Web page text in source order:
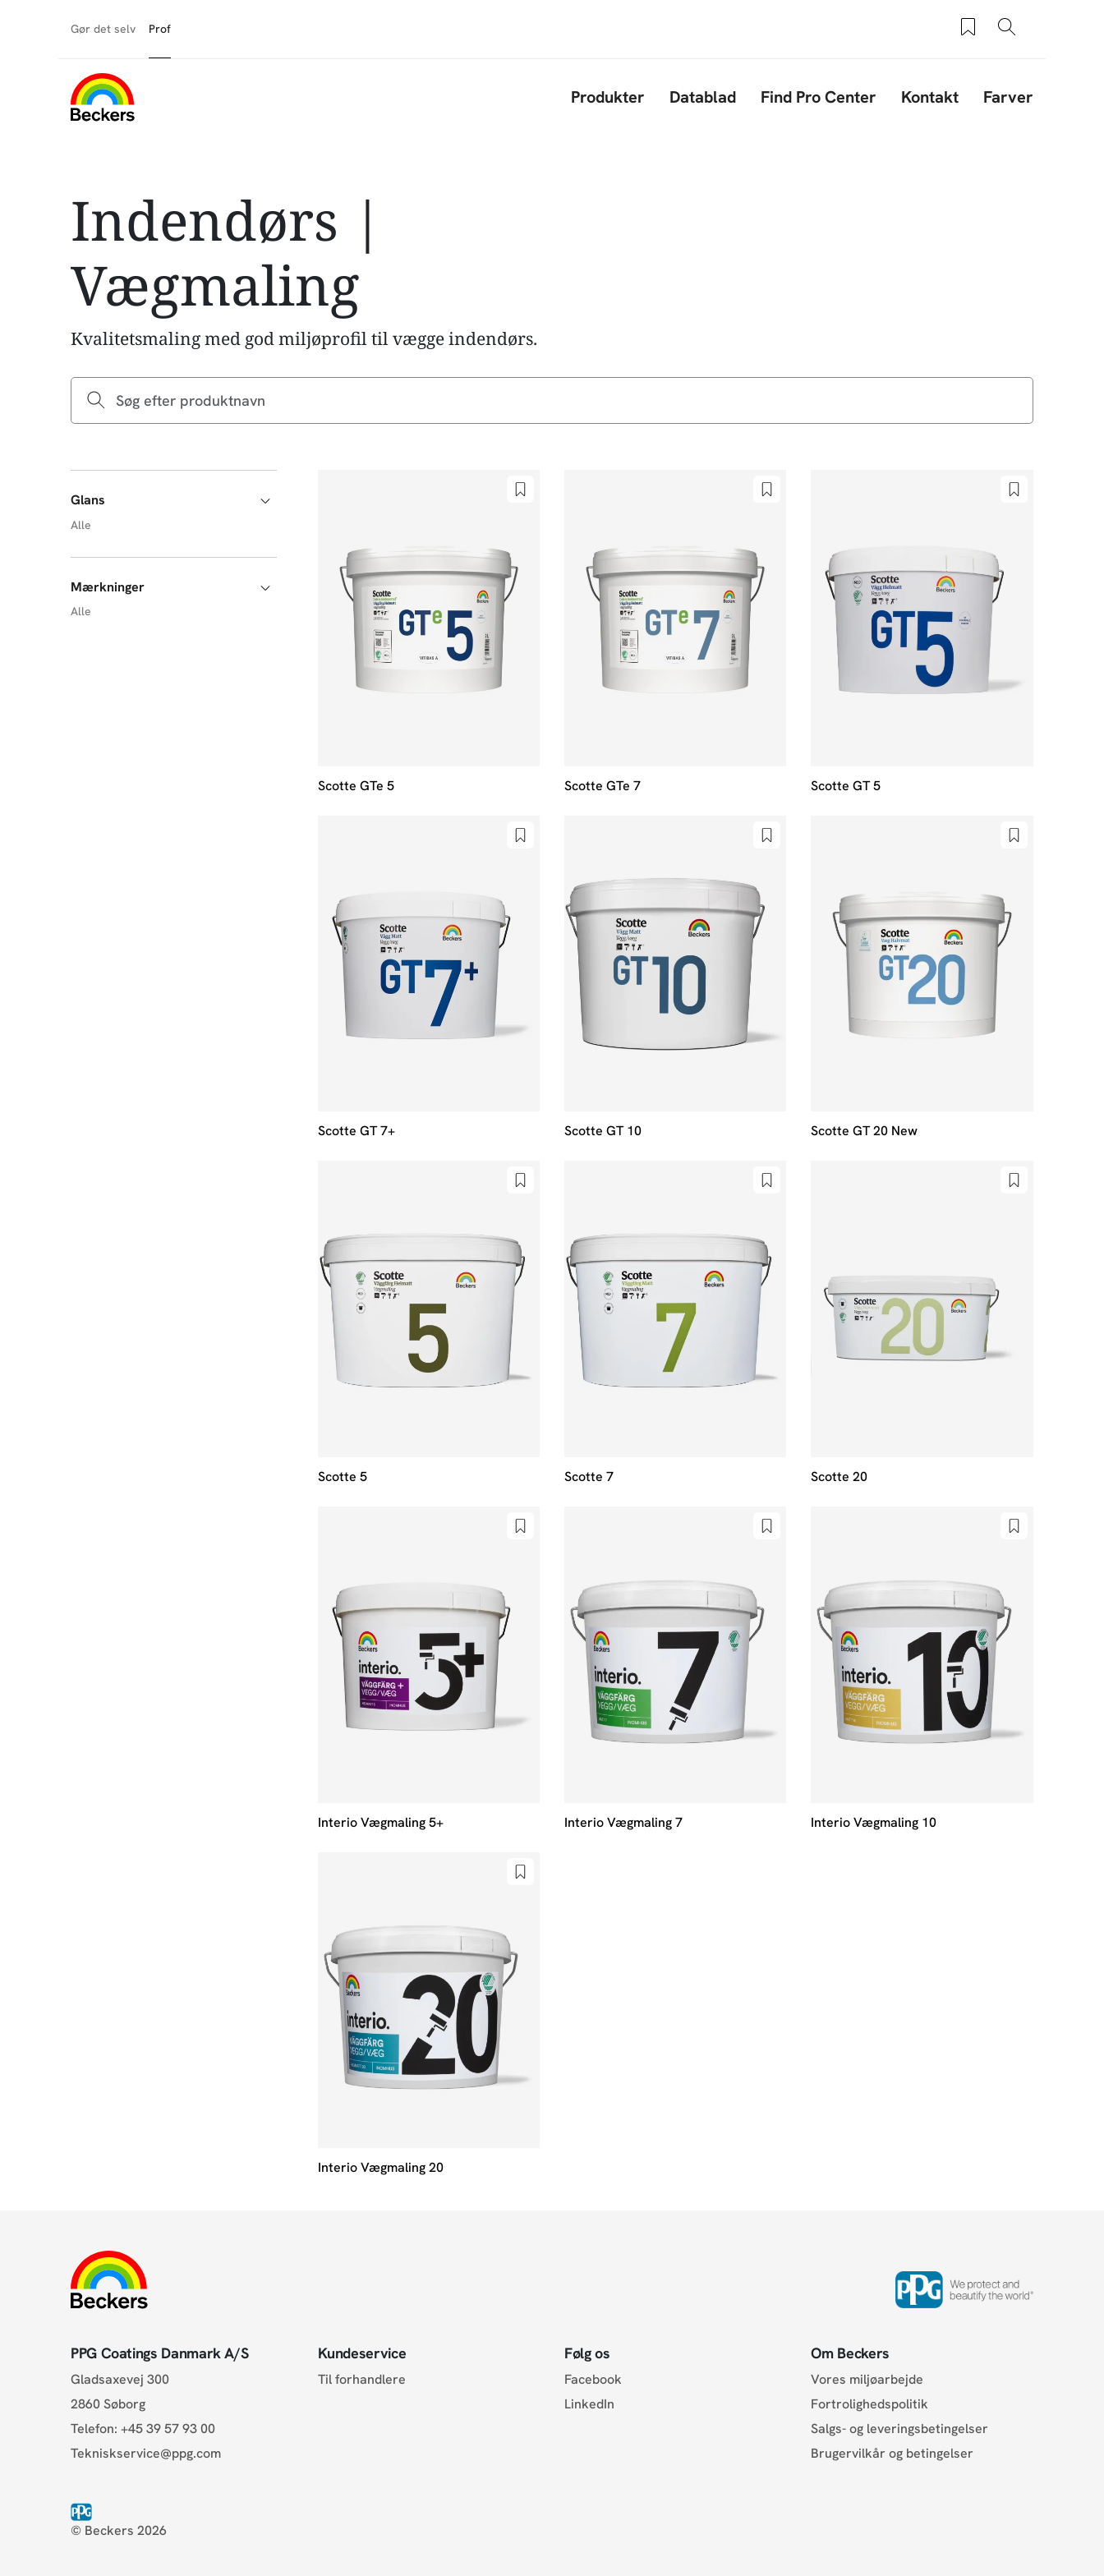
Gør det selv Prof Saved products
Søg
Produkter Datablad Find Pro Center Kontakt Farver
Indendørs |
Vægmaling
Kvalitetsmaling med god miljøprofil til vægge indendørs.
Glans
Alle
Mærkninger
Alle
Scotte GTe 5 Scotte GTe 7 Scotte GT 5
Scotte GT 7+ Scotte GT 10 Scotte GT 20 New
Scotte 5 Scotte 7 Scotte 20
Interio Vægmaling 5+ Interio Vægmaling 7 Interio Vægmaling 10
Interio Vægmaling 20
PPG Coatings Danmark A/S
Gladsaxevej 300
2860 Søborg
Telefon:+45 39 57 93 00
Tekniskservice@ppg.com
Kundeservice
Til forhandlere
Følg os
Facebook
LinkedIn
Om Beckers
Vores miljøarbejde
Fortrolighedspolitik
Salgs- og leveringsbetingelser
Brugervilkår og betingelser
© Beckers 2026